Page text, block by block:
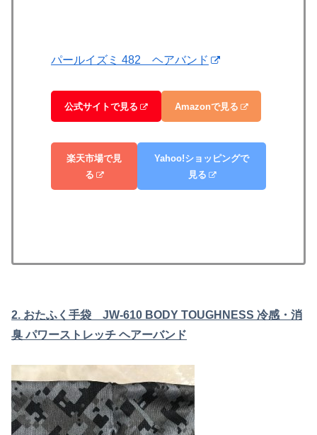
パールイズミ 482 ヘアバンド
公式サイトで見る Amazonで見る
楽天市場で見
る
Yahoo!ショッピングで
見る
2. おたふく手袋 JW-610 BODY TOUGHNESS‎ 冷感・消
臭 パワーストレッチ ヘアーバンド